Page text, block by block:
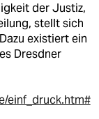
der Justiz,
stellt sich
existiert ein
Dresdner
einf_druck.htm#